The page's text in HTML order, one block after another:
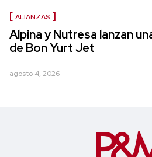
ALIANZAS
Alpina y Nutresa lanzan
de Bon Yurt Jet
agosto 4, 2026